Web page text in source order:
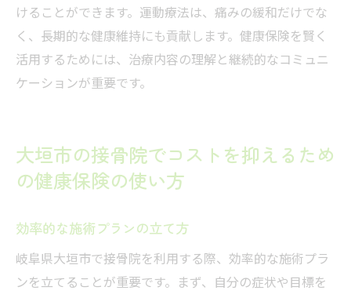
けることができます。運動療法は、痛みの緩和だけでな
く、長期的な健康維持にも貢献します。健康保険を賢く
活用するためには、治療内容の理解と継続的なコミュニ
ケーションが重要です。
大垣市の接骨院でコストを抑えるため
の健康保険の使い方
効率的な施術プランの立て方
岐阜県大垣市で接骨院を利用する際、効率的な施術プラ
ンを立てることが重要です。まず、自分の症状や目標を